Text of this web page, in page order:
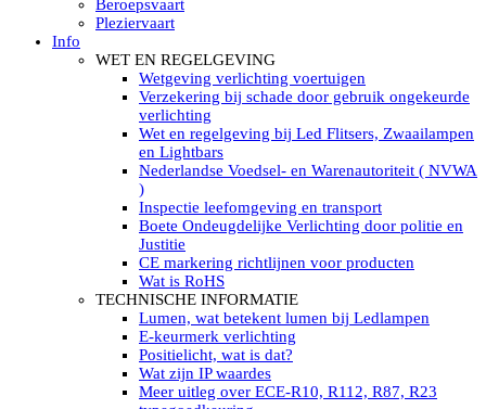
Led werklamp ADR
Led werklamp drukwaterdicht IP69K
Led werklampen assortiment Tralert
Led breedstralers Lazer
Led werklampen in Subcategorieën
LED WERKVERLICHTING
LED’s work werklamp met accu
LED’s work werklamp portable 220V
LED’s work werklamp Hybride
Led lichtslang 220 Volt
LED’s work werklamp met statief 220V
LED’s light PRO schijnwerpers 220V
LED High Bay verlichting 220V
Subcategorieën Led werkverlichting
LED SIGNALISATIE
Led Flitsers
Werkverlichting met Led flitsers
Led zwaailampbalk
Led Multi zwaailampbalk
Led flitsbalk compact
Traffic Advisors
Led zwaailicht
Beroepsvaart
Pleziervaart
Info
WET EN REGELGEVING
Wetgeving verlichting voertuigen
Verzekering bij schade door gebruik ongekeurde
verlichting
Wet en regelgeving bij Led Flitsers, Zwaailampen
en Lightbars
Nederlandse Voedsel- en Warenautoriteit ( NVWA
)
Inspectie leefomgeving en transport
Boete Ondeugdelijke Verlichting door politie en
Justitie
CE markering richtlijnen voor producten
Wat is RoHS
TECHNISCHE INFORMATIE
Lumen, wat betekent lumen bij Ledlampen
E-keurmerk verlichting
Positielicht, wat is dat?
Wat zijn IP waardes
Meer uitleg over ECE-R10, R112, R87, R23